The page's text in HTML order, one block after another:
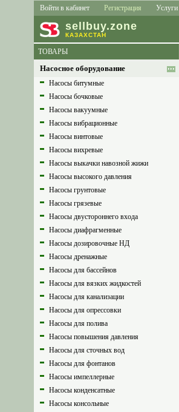
Войти в кабинет Регистрация Услуги
sell buy.zone
КАЗАХСТАН
ТОВАРЫ
Насосное оборудование
Насосы битумные
Насосы бочковые
Насосы вакуумные
Насосы вибрационные
Насосы винтовые
Насосы вихревые
Насосы выкачки навозной жижи
Насосы высокого давления
Насосы грунтовые
Насосы грязевые
Насосы двустороннего входа
Насосы диафрагменные
Насосы дозировочные НД
Насосы дренажные
Насосы для бассейнов
Насосы для вязких жидкостей
Насосы для канализации
Насосы для опрессовки
Насосы для полива
Насосы повышения давления
Насосы для сточных вод
Насосы для фонтанов
Насосы импеллерные
Насосы конденсатные
Насосы консольные